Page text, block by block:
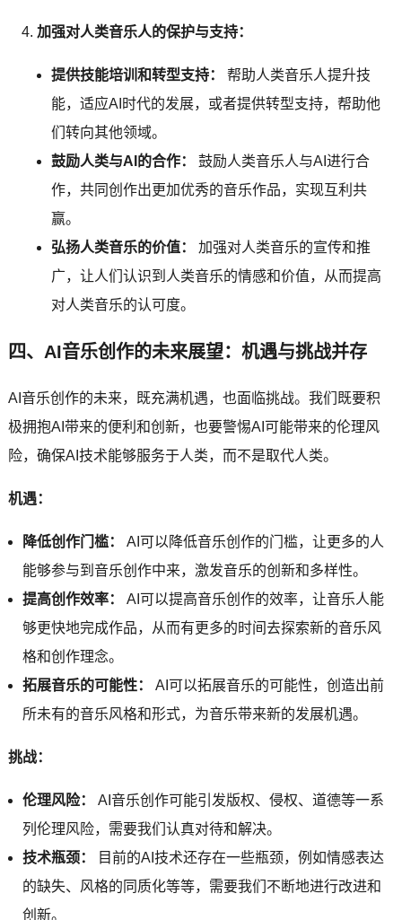
加强对人类音乐人的保护与支持：
提供技能培训和转型支持：
帮助人类音乐人提升技
能，适应AI时代的发展，或者提供转型支持，帮助他
们转向其他领域。
鼓励人类与AI的合作：
鼓励人类音乐人与AI进行合
作，共同创作出更加优秀的音乐作品，实现互利共
赢。
弘扬人类音乐的价值：
加强对人类音乐的宣传和推
广，让人们认识到人类音乐的情感和价值，从而提高
对人类音乐的认可度。
四、AI音乐创作的未来展望：机遇与挑战并存
AI音乐创作的未来，既充满机遇，也面临挑战。我们既要积
极拥抱AI带来的便利和创新，也要警惕AI可能带来的伦理风
险，确保AI技术能够服务于人类，而不是取代人类。
机遇：
降低创作门槛：
AI可以降低音乐创作的门槛，让更多的人
能够参与到音乐创作中来，激发音乐的创新和多样性。
提高创作效率：
AI可以提高音乐创作的效率，让音乐人能
够更快地完成作品，从而有更多的时间去探索新的音乐风
格和创作理念。
拓展音乐的可能性：
AI可以拓展音乐的可能性，创造出前
所未有的音乐风格和形式，为音乐带来新的发展机遇。
挑战：
伦理风险：
AI音乐创作可能引发版权、侵权、道德等一系
列伦理风险，需要我们认真对待和解决。
技术瓶颈：
目前的AI技术还存在一些瓶颈，例如情感表达
的缺失、风格的同质化等等，需要我们不断地进行改进和
创新。